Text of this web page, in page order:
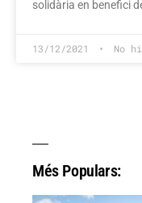
solidària en benefici
13/12/2021 No
Més Populars: